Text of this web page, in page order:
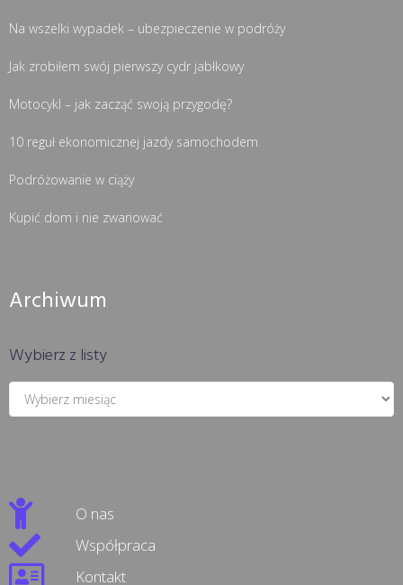
Na wszelki wypadek – ubezpieczenie w podróży
Jak zrobiłem swój pierwszy cydr jabłkowy
Motocykl – jak zacząć swoją przygodę?
10 reguł ekonomicznej jazdy samochodem
Podróżowanie w ciąży
Kupić dom i nie zwariować
Archiwum
Wybierz z listy
O nas
Współpraca
Kontakt